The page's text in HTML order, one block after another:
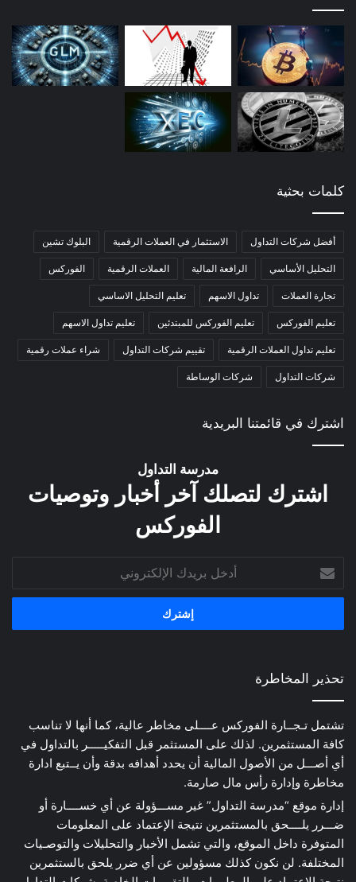
كلمات بحثية
أفضل شركات التداول الاستثمار في العملات الرقمية البلوك تشين
التحليل الأساسي الرافعة المالية العملات الرقمية الفوركس
تجارة العملات تداول الاسهم تعليم التحليل الاساسي
تعليم الفوركس تعليم الفوركس للمبتدئين تعليم تداول الاسهم
تعليم تداول العملات الرقمية تقييم شركات التداول شراء عملات رقمية
شركات التداول شركات الوساطة
اشترك في قائمتنا البريدية
مدرسة التداول
اشترك لتصلك آخر أخبار وتوصيات
الفوركس
بريدك
الإلكتروني
تحذير المخاطرة
تشتمل تـجــارة الفوركس عــــلى مخاطر عالية، كما أنها لا تناسب
كافة المستثمرين. لذلك على المستثمر قبل التفكيـــــر بالتداول في
أي أصـــل من الأصول المالية أن يحدد أهدافه بدقة وأن يــتبع ادارة
مخاطرة وإدارة رأس مال صارمة.
إدارة موقع “مدرسة التداول” غير مســـؤولة عن أي خســــارة أو
ضـــرر يلــــحق بالمستثمرين نتيجة الإعتماد على المعلومات
المتوفرة داخل الموقع، والتي تشمل الأخبار والتحليلات والتوصـيات
المختلفة. لن نكون كذلك مسؤولين عن أي ضرر يلحق بالستثمرين